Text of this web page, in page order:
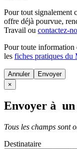
Pour tout signalement
offre déjà pourvue,
Travail ou contactez-
Pour toute information
les fiches pratiques du
Annuler
×
Envoyer à
Tous les champs sont
Destinataire